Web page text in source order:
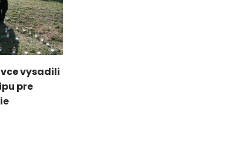
vysadili
pre